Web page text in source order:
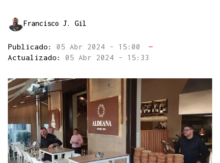
Francisco J. Gil
Publicado: 05 Abr 2024 - 15:00
—
Actualizado: 05 Abr 2024 - 15:33